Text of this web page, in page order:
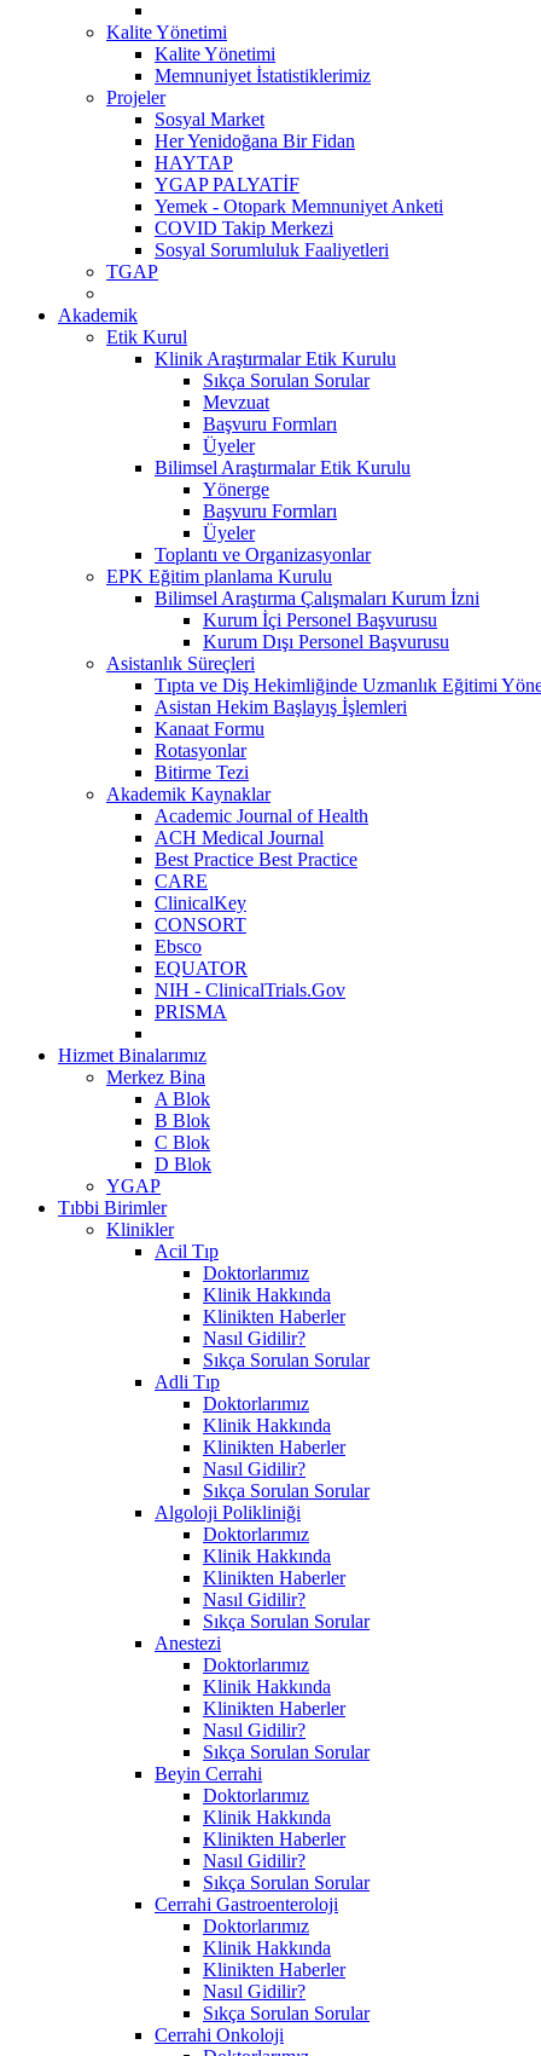
Kalite Yönetimi
Kalite Yönetimi
Memnuniyet İstatistiklerimiz
Projeler
Sosyal Market
Her Yenidoğana Bir Fidan
HAYTAP
YGAP PALYATİF
Yemek - Otopark Memnuniyet Anketi
COVID Takip Merkezi
Sosyal Sorumluluk Faaliyetleri
TGAP
Akademik
Etik Kurul
Klinik Araştırmalar Etik Kurulu
Sıkça Sorulan Sorular
Mevzuat
Başvuru Formları
Üyeler
Bilimsel Araştırmalar Etik Kurulu
Yönerge
Başvuru Formları
Üyeler
Toplantı ve Organizasyonlar
EPK Eğitim planlama Kurulu
Bilimsel Araştırma Çalışmaları Kurum İzni
Kurum İçi Personel Başvurusu
Kurum Dışı Personel Başvurusu
Asistanlık Süreçleri
Tıpta ve Diş Hekimliğinde Uzmanlık Eğitimi
Asistan Hekim Başlayış İşlemleri
Kanaat Formu
Rotasyonlar
Bitirme Tezi
Akademik Kaynaklar
Academic Journal of Health
ACH Medical Journal
Best Practice Best Practice
CARE
ClinicalKey
CONSORT
Ebsco
EQUATOR
NIH - ClinicalTrials.Gov
PRISMA
Hizmet Binalarımız
Merkez Bina
A Blok
B Blok
C Blok
D Blok
YGAP
Tıbbi Birimler
Klinikler
Acil Tıp
Doktorlarımız
Klinik Hakkında
Klinikten Haberler
Nasıl Gidilir?
Sıkça Sorulan Sorular
Adli Tıp
Doktorlarımız
Klinik Hakkında
Klinikten Haberler
Nasıl Gidilir?
Sıkça Sorulan Sorular
Algoloji Polikliniği
Doktorlarımız
Klinik Hakkında
Klinikten Haberler
Nasıl Gidilir?
Sıkça Sorulan Sorular
Anestezi
Doktorlarımız
Klinik Hakkında
Klinikten Haberler
Nasıl Gidilir?
Sıkça Sorulan Sorular
Beyin Cerrahi
Doktorlarımız
Klinik Hakkında
Klinikten Haberler
Nasıl Gidilir?
Sıkça Sorulan Sorular
Cerrahi Gastroenteroloji
Doktorlarımız
Klinik Hakkında
Klinikten Haberler
Nasıl Gidilir?
Sıkça Sorulan Sorular
Cerrahi Onkoloji